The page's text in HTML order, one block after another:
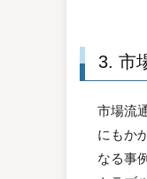
3. 市
市場流
にもか
なる事